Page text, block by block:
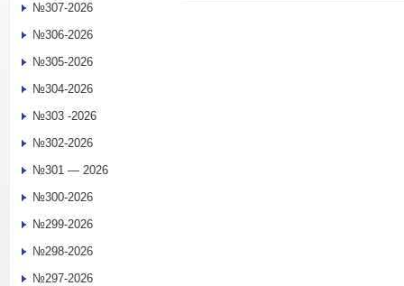
№307-2026
№306-2026
№305-2026
№304-2026
№303 -2026
№302-2026
№301 — 2026
№300-2026
№299-2026
№298-2026
№297-2026